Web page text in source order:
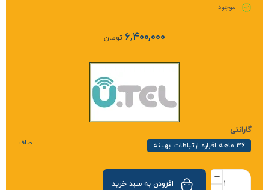
موجود
6,400,000 تومان
گارانتی
36 ماهه افزاره ارتباطات بهینه
صاف
افزودن به سبد خرید